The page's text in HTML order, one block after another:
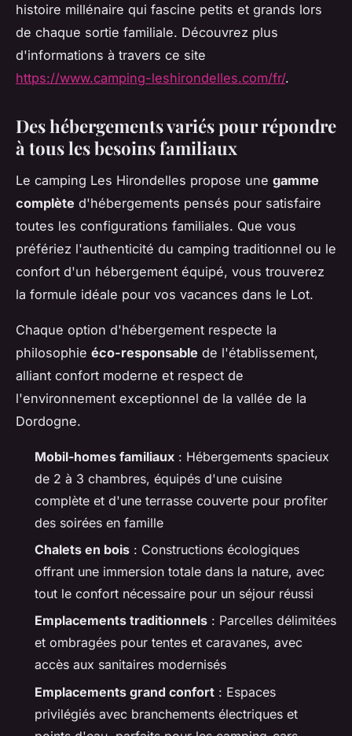
histoire millénaire qui fascine petits et grands lors
de chaque sortie familiale. Découvrez plus
d'informations à travers ce site
https://www.camping-leshirondelles.com/fr/.
Des hébergements variés pour répondre
à tous les besoins familiaux
Le camping Les Hirondelles propose une gamme
complète d'hébergements pensés pour satisfaire
toutes les configurations familiales. Que vous
préfériez l'authenticité du camping traditionnel ou le
confort d'un hébergement équipé, vous trouverez
la formule idéale pour vos vacances dans le Lot.
Chaque option d'hébergement respecte la
philosophie éco-responsable de l'établissement,
alliant confort moderne et respect de
l'environnement exceptionnel de la vallée de la
Dordogne.
Mobil-homes familiaux : Hébergements spacieux
de 2 à 3 chambres, équipés d'une cuisine
complète et d'une terrasse couverte pour profiter
des soirées en famille
Chalets en bois : Constructions écologiques
offrant une immersion totale dans la nature, avec
tout le confort nécessaire pour un séjour réussi
Emplacements traditionnels : Parcelles délimitées
et ombragées pour tentes et caravanes, avec
accès aux sanitaires modernisés
Emplacements grand confort : Espaces
privilégiés avec branchements électriques et